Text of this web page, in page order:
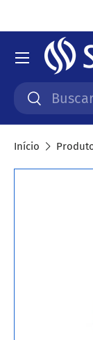
Ir para o
Pesquisar
Pesquisar
Menu
Início
Saltar